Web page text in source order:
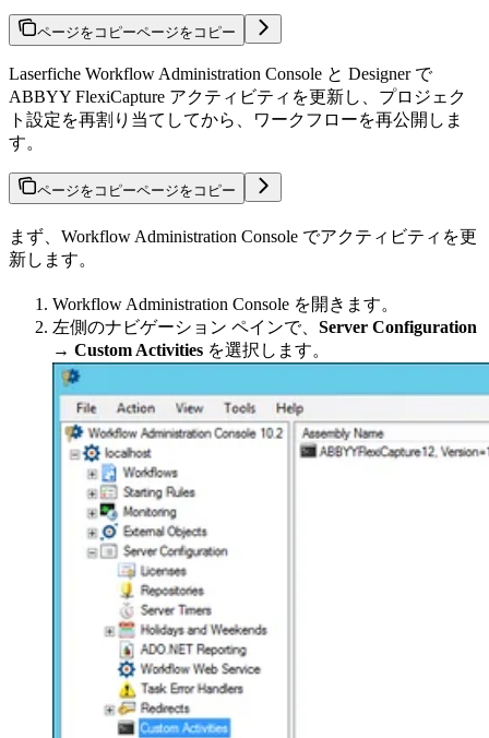
ページをコピーページをコピー
Laserfiche Workflow Administration Console と Designer で
ABBYY FlexiCapture アクティビティを更新し、プロジェク
ト設定を再割り当てしてから、ワークフローを再公開しま
す。
ページをコピーページをコピー
まず、Workflow Administration Console でアクティビティを更
新します。
Workflow Administration Console を開きます。
左側のナビゲーション ペインで、 Server Configuration
→ Custom Activities を選択します。